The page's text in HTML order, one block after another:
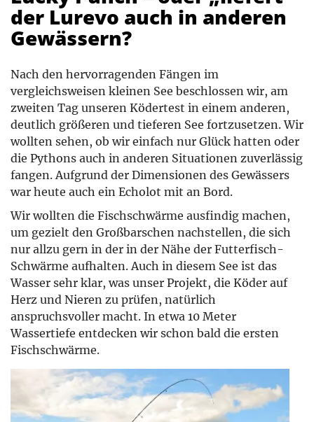
der Lurevo auch in anderen
Gewässern?
Nach den hervorragenden Fängen im
vergleichsweisen kleinen See beschlossen wir, am
zweiten Tag unseren Ködertest in einem anderen,
deutlich größeren und tieferen See fortzusetzen. Wir
wollten sehen, ob wir einfach nur Glück hatten oder
die Pythons auch in anderen Situationen zuverlässig
fangen. Aufgrund der Dimensionen des Gewässers
war heute auch ein Echolot mit an Bord.
Wir wollten die Fischschwärme ausfindig machen,
um gezielt den Großbarschen nachstellen, die sich
nur allzu gern in der in der Nähe der Futterfisch-
Schwärme aufhalten. Auch in diesem See ist das
Wasser sehr klar, was unser Projekt, die Köder auf
Herz und Nieren zu prüfen, natürlich
anspruchsvoller macht. In etwa 10 Meter
Wassertiefe entdecken wir schon bald die ersten
Fischschwärme.